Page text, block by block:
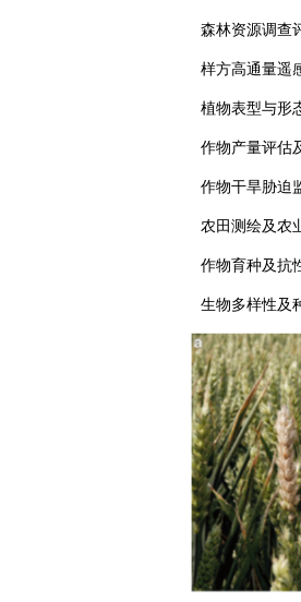
森林资源调查
样方高通量遥
植物表型与形
作物产量评估
作物干旱胁迫
农田测绘及农
作物育种及抗
生物多样性及